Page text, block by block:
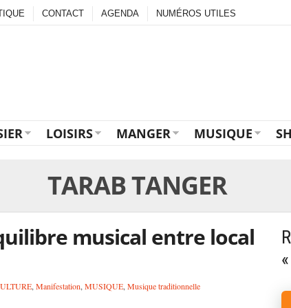
CONTACT AGENDA NUMÉROS UTILES
LOISIRS MANGER MUSIQUE
TARAB TANGER
musical entre local
,Manifestation,MUSIQUE,Musique traditionnelle